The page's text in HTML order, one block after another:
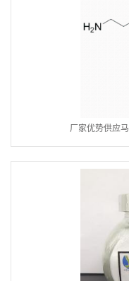
厂家优势供应